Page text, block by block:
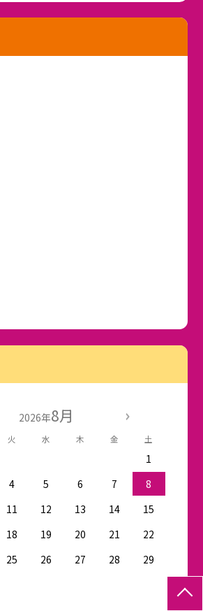
2026年8月
火 水 木 金 土
1
4 5 6 7
8
11 12 13 14
15
18 19 20 21
22
25 26 27 28
29